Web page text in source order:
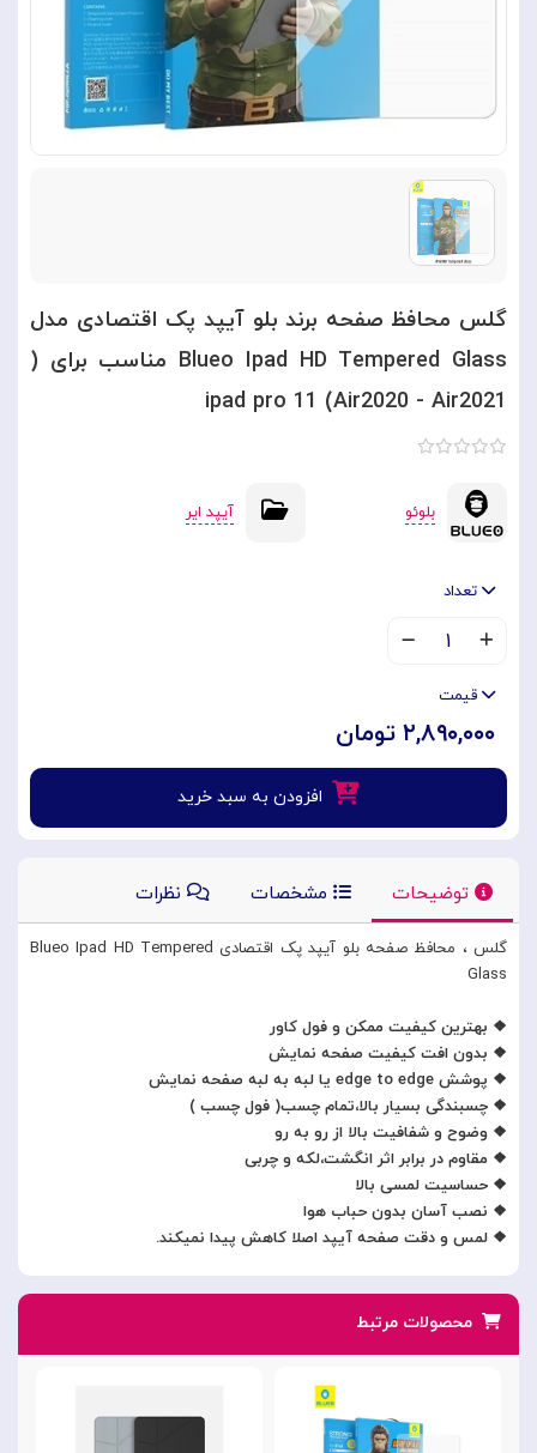
گلس محافظ صفحه برند بلو آیپد پک اقتصادی مدل
Blueo Ipad HD Tempered Glass مناسب برای (
ipad pro 11 (Air2020 - Air2021
بلوئو آیپد ایر
تعداد
۱
قیمت
۲,۸۹۰,۰۰۰ تومان
افزودن به سبد خرید
توضیحات مشخصات نظرات
گلس ، محافظ صفحه بلو آیپد پک اقتصادی Blueo Ipad HD Tempered
Glass
❖ بهترین کیفیت ممکن و فول کاور
❖ بدون افت کیفیت صفحه نمایش
❖ پوشش edge to edge یا لبه به لبه صفحه نمایش
❖ چسبندگی بسیار بالا،تمام چسب( فول چسب )
❖ وضوح و شفافیت بالا از رو به‌ رو
❖ مقاوم در برابر اثر انگشت،لکه و چربی
❖ حساسیت لمسی بالا
❖ نصب آسان بدون حباب هوا
❖ لمس و دقت صفحه آیپد اصلا کاهش پیدا نمیکند.
محصولات مرتبط